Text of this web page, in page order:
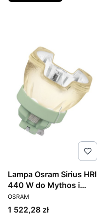
Lampa Osram Sirius HRI
440 W do Mythos i
Sharpy
PRODUCENT
OSRAM
Cena
1 522,28 zł